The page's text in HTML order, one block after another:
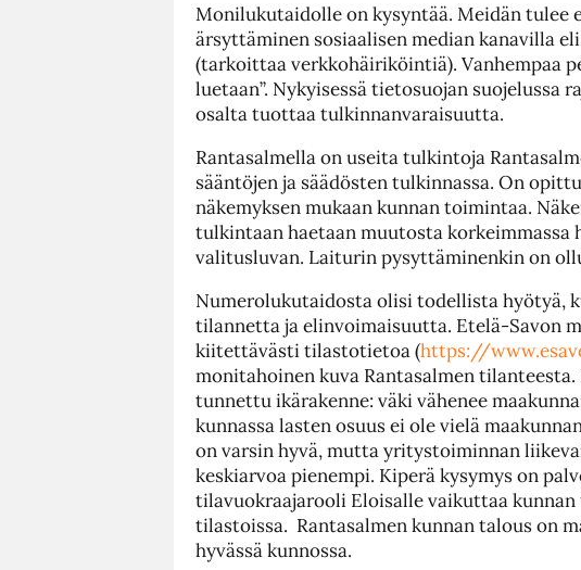
Monilukutaidolle on kysyntää. Meidän
ärsyttäminen sosiaalisen median kanavilla
(tarkoittaa verkkohäiriköintiä). Vanhempaa
luetaan”. Nykyisessä tietosuojan suojelussa
osalta tuottaa tulkinnanvaraisuutta.
Rantasalmella on useita tulkintoja
sääntöjen ja säädösten tulkinnassa. On
näkemyksen mukaan kunnan toimintaa.
tulkintaan haetaan muutosta korkeimmassa
valitusluvan. Laiturin pysyttäminenkin on
Numerolukutaidosta olisi todellista hyötyä,
tilannetta ja elinvoimaisuutta. Etelä-Savon
kiitettävästi tilastotietoa (https://
monitahoinen kuva Rantasalmen
tunnettu ikärakenne: väki vähenee
kunnassa lasten osuus ei ole vielä
on varsin hyvä, mutta yritystoiminnan
keskiarvoa pienempi. Kiperä kysymys on
tilavuokraajarooli Eloisalle vaikuttaa
tilastoissa. Rantasalmen kunnan talous on
hyvässä kunnossa.